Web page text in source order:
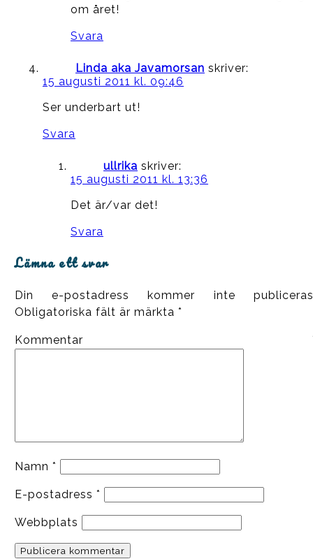
om året!
Svara
Linda aka Javamorsan skriver:
15 augusti 2011 kl. 09:46
Ser underbart ut!
Svara
ullrika skriver:
15 augusti 2011 kl. 13:36
Det är/var det!
Svara
Lämna ett svar
Din e-postadress kommer inte
Obligatoriska fält är märkta *
Kommentar
Namn *
E-postadress *
Webbplats